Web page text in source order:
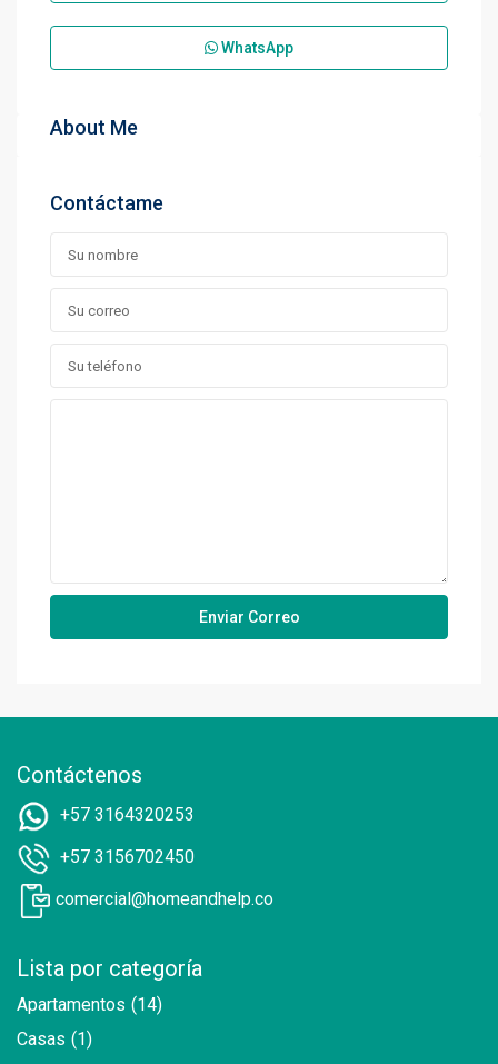
WhatsApp
About Me
Contáctame
Contáctenos
+57 3164320253
+57 3156702450
comercial@homeandhelp.co
Lista por categoría
Apartamentos (14)
Casas (1)